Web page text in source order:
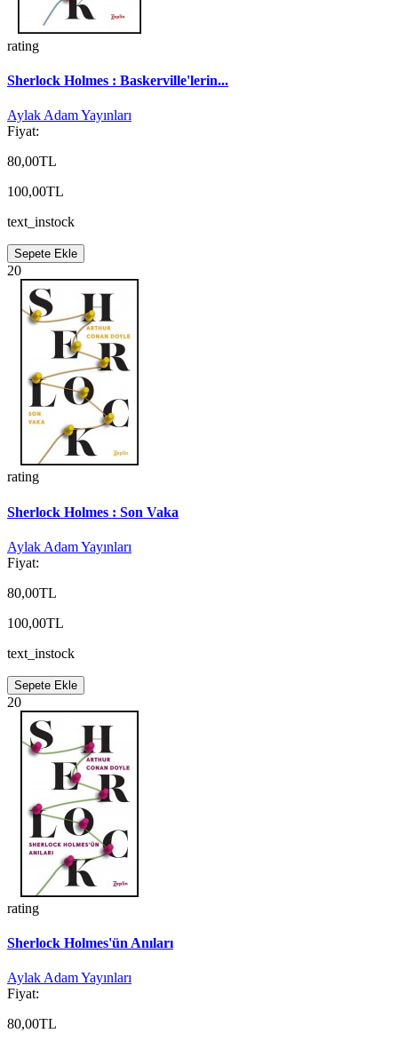
rating
Sherlock Holmes : Baskerville'lerin...
Aylak Adam Yayınları
Fiyat:
80,00TL
100,00TL
text_instock
Sepete Ekle
20
rating
Sherlock Holmes : Son Vaka
Aylak Adam Yayınları
Fiyat:
80,00TL
100,00TL
text_instock
Sepete Ekle
20
rating
Sherlock Holmes'ün Anıları
Aylak Adam Yayınları
Fiyat:
80,00TL